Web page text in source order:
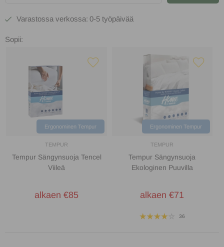
0-5 työpäivää
Sopii:
Ergonominen Tempur
TEMPUR
Tempur Sängynsuoja Tencel
Viileä
alkaen €85
Ergonominen Tempur
TEMPUR
Tempur Sängynsuoja
Ekologinen Puuvilla
alkaen €71
36